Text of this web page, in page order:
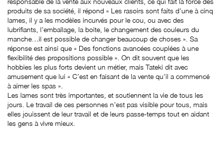
produits de sa société, il répond « Les rasoirs sont faits d’une à cinq
lames, il y a les modèles incurvés pour le cou, ou avec des
lubrifiants, l’emballage, la boite, le changement des couleurs du
manche…il est possible de changer beaucoup de choses ». Sa
réponse est ainsi que « Des fonctions avancées couplées à une
flexibilité des propositions possible ». On dit souvent que les
hobbies les plus forts devient un métier, mais Tateki dit avec
amusement que lui « C’est en faisant de la vente qu’il a commencé
à aimer les spas ».
Les lames sont très importantes, et soutiennent la vie de tous les
jours. Le travail de ces personnes n’est pas visible pour tous, mais
elles jouissent de leur travail et de leurs passe-temps tout en aidant
les gens à vivre mieux.